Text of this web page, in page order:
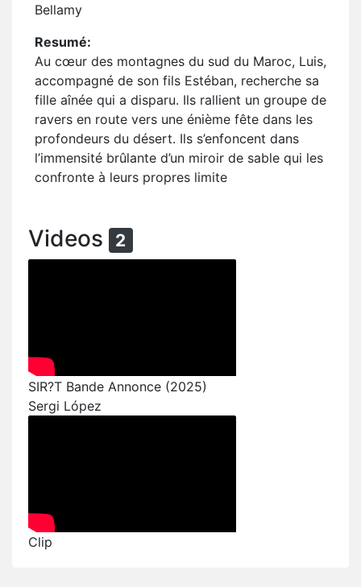
Bellamy
Resumé:
Au cœur des montagnes du sud du Maroc, Luis,
accompagné de son fils Estéban, recherche sa
fille aînée qui a disparu. Ils rallient un groupe de
ravers en route vers une énième fête dans les
profondeurs du désert. Ils s’enfoncent dans
l’immensité brûlante d’un miroir de sable qui les
confronte à leurs propres limite
Videos 2
SIR?T Bande Annonce (2025)
Sergi López
Clip